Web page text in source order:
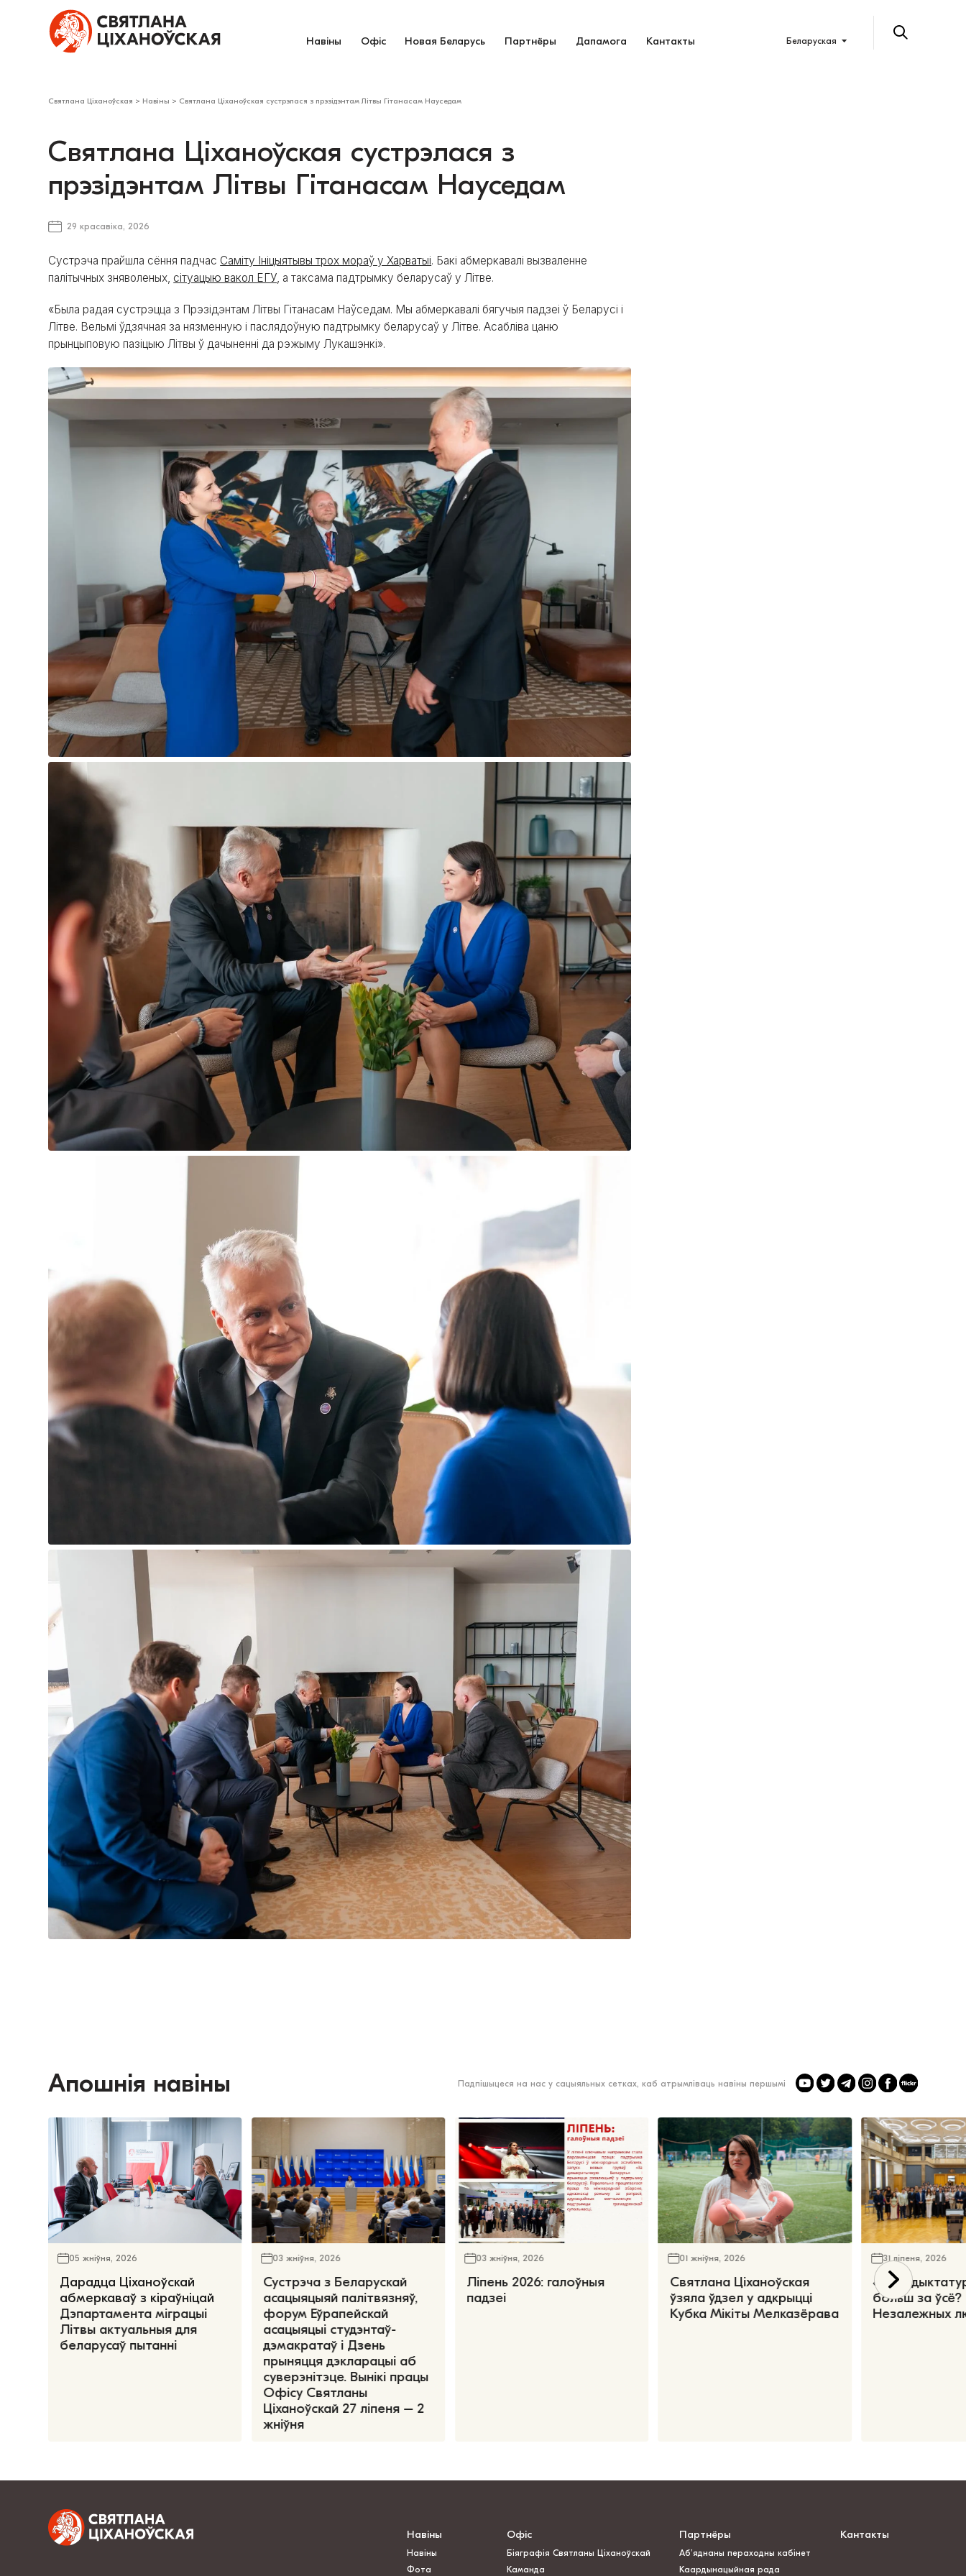
Навіны Офіс Новая Беларусь Партнёры Дапамога Кантакты Беларуская
Святлана Ціханоўская > Навіны > Святлана Ціханоўская сустрэлася з прэзідэнтам Літвы Гітанасам Науседам
Святлана Ціханоўская сустрэлася з
прэзідэнтам Літвы Гітанасам Науседам
29 красавіка, 2026
Сустрэча прайшла сёння падчас Саміту Ініцыятывы трох мораў у Харватыі. Бакі абмеркавалі вызваленне
палітычных зняволеных, сітуацыю вакол ЕГУ, а таксама падтрымку беларусаў у Літве.
«Была радая сустрэцца з Прэзідэнтам Літвы Гітанасам Наўседам. Мы абмеркавалі бягучыя падзеі ў Беларусі і
Літве. Вельмі ўдзячная за нязменную і паслядоўную падтрымку беларусаў у Літве. Асабліва цаню
прынцыповую пазіцыю Літвы ў дачыненні да рэжыму Лукашэнкі».
Апошнія навіны Падпішыцеся на нас у сацыяльных сетках, каб атрымліваць навіны першымі
05 жніўня, 2026
Дарадца Ціханоўскай
абмеркаваў з кіраўніцай
Дэпартамента міграцыі
Літвы актуальныя для
беларусаў пытанні
03 жніўня, 2026
Сустрэча з Беларускай
асацыяцыяй палітвязняў,
форум Еўрапейскай
асацыяцыі студэнтаў-
дэмакратаў і Дзень
прыняцця дэкларацыі аб
суверэнітэце. Вынікі працы
Офісу Святланы
Ціханоўскай 27 ліпеня – 2
жніўня
03 жніўня, 2026
Ліпень 2026: галоўныя
падзеі
01 жніўня, 2026
Святлана Ціханоўская
ўзяла ўдзел у адкрыцці
Кубка Мікіты Мелказёрава
31 ліпеня, 2026
«Чаго
больш за ўсё?
Незалежных
Навіны
Навіны
Фота
Офіс
Біяграфія Святланы Ціханоўскай
Каманда
Партнёры
Аб’яднаны пераходны кабінет
Каардынацыйная рада
Кантакты